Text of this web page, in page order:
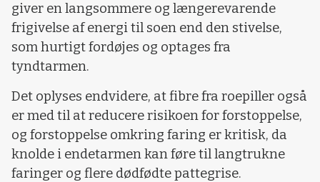
giver en langsommere og længerevarende
frigivelse af energi til soen end den stivelse,
som hurtigt fordøjes og optages fra
tyndtarmen.
Det oplyses endvidere, at fibre fra roepiller også
er med til at reducere risikoen for forstoppelse,
og forstoppelse omkring faring er kritisk, da
knolde i endetarmen kan føre til langtrukne
faringer og flere dødfødte pattegrise.